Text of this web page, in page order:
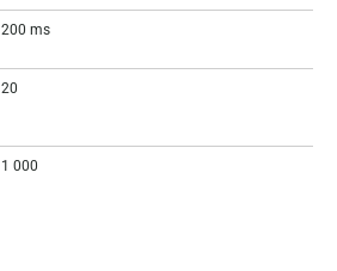
200 ms
20
1 000